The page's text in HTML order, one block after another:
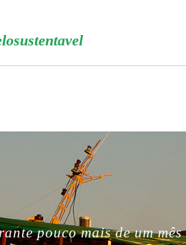
people, nature, without